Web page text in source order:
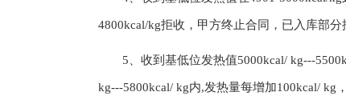
4800kcal/kg拒收，甲方终止合同，已入库部
5、收到基低位发热值5000kcal/ kg---
kg---5800kcal/ kg内,发热量每增加100kcal/ kg